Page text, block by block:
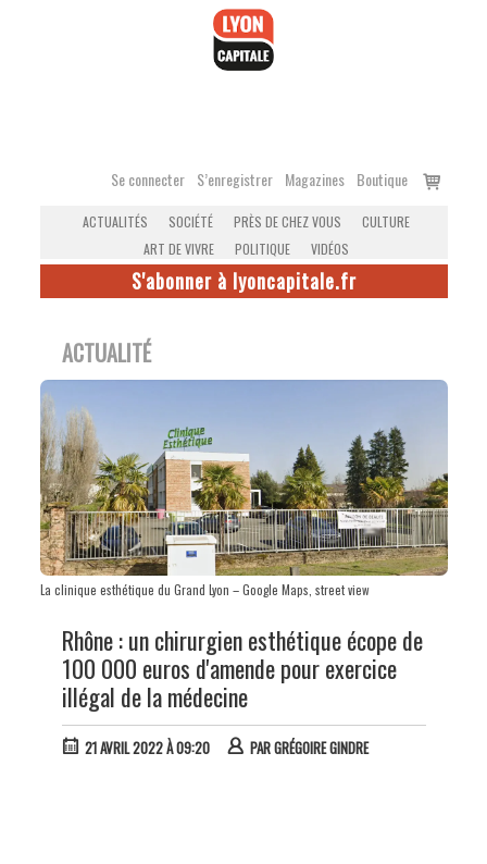
Se connecter S’enregistrer Magazines Boutique
Voir
ACTUALITÉS SOCIÉTÉ PRÈS DE CHEZ VOUS
CULTURE
ART DE VIVRE
POLITIQUE VIDÉOS
S'abonner à lyoncapitale.fr
ACTUALITÉ
La clinique esthétique du Grand Lyon – Google Maps, street view
Rhône : un chirurgien esthétique écope de
100 000 euros d'amende pour exercice
illégal de la médecine
21 AVRIL 2022 À 09:20 PARGRÉGOIRE GINDRE